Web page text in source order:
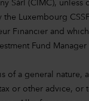
Sàrl (CIMC), unless
Luxembourg
Financier and
Fund
of a general nature,
or other advice, or